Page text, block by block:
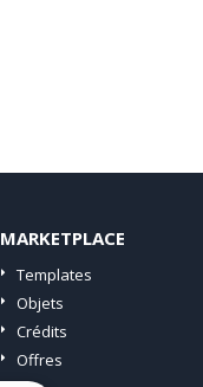
MARKETPLACE
Templates
Objets
Crédits
Offres